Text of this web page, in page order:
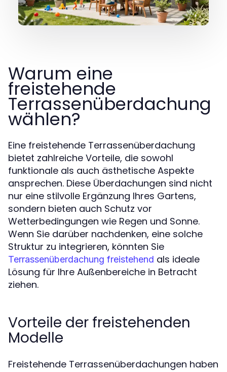
Warum eine
freistehende
Terrassenüberdachung
wählen?
Eine freistehende Terrassenüberdachung
bietet zahlreiche Vorteile, die sowohl
funktionale als auch ästhetische Aspekte
ansprechen. Diese Überdachungen sind nicht
nur eine stilvolle Ergänzung Ihres Gartens,
sondern bieten auch Schutz vor
Wetterbedingungen wie Regen und Sonne.
Wenn Sie darüber nachdenken, eine solche
Struktur zu integrieren, könnten Sie
Terrassenüberdachung freistehend als ideale
Lösung für Ihre Außenbereiche in Betracht
ziehen.
Vorteile der freistehenden
Modelle
Freistehende Terrassenüberdachungen haben